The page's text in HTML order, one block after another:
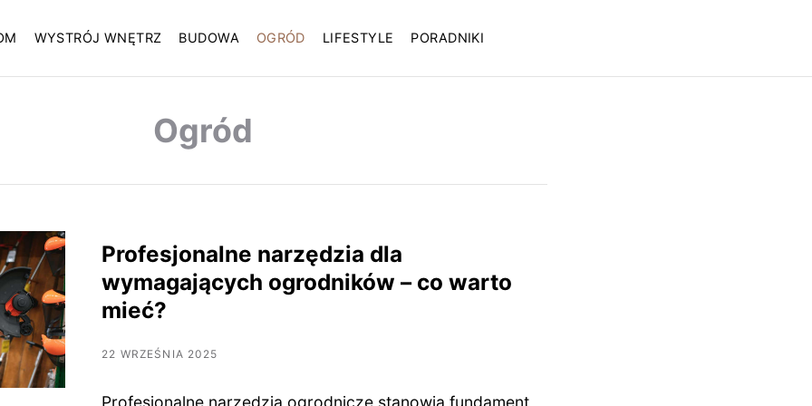
WYSTRÓJ WNĘTRZ BUDOWA OGRÓD LIFESTYLE PORADNIKI
Ogród
Profesjonalne narzędzia dla
wymagających ogrodników – co warto
mieć?
22 WRZEŚNIA 2025
Profesjonalne narzędzia ogrodnicze stanowią fundament